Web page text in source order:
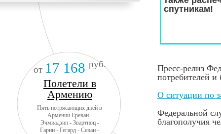
от 17 168 руб.
Полетели в
Армению
Пять потрясающих дней в
Армении Ереван -
Эчмиадзин - Звартноц -
Гарни - Гегард - Севан -
спутникам!
Пресс-релиз
потребителей и
О ситуации по
Федеральной
благополучия